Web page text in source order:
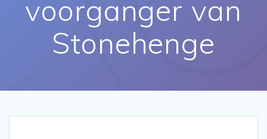
voorganger van
Stonehenge